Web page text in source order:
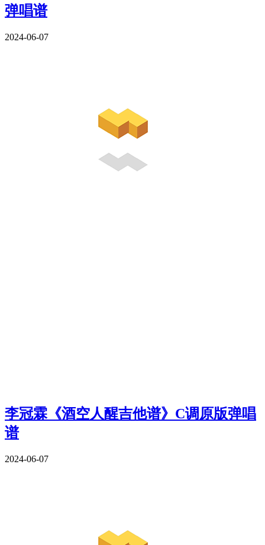
弹唱谱
2024-06-07
李冠霖《酒空人醒吉他谱》C调原版弹唱
谱
2024-06-07